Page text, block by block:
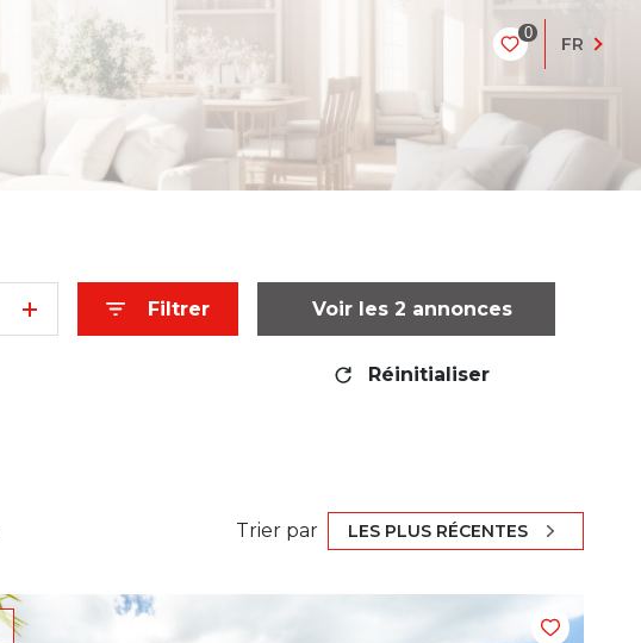
0
FR
Filtrer Voir les 2 annonces
Réinitialiser
Trier par LES PLUS RÉCENTES